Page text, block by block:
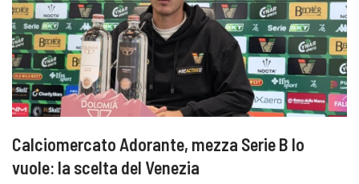
Calciomercato Adorante, mezza Serie B lo
vuole: la scelta del Venezia